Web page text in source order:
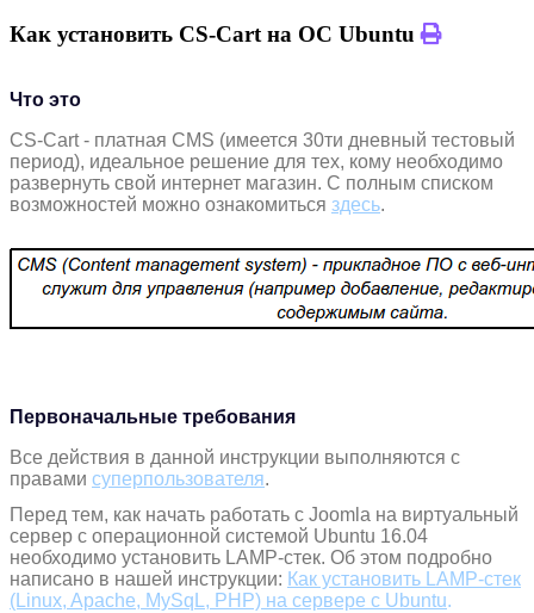
Как установить CS-Cart на ОС Ubuntu
Что это
CS-Cart - платная CMS (имеется 30ти дневный тестовый
период), идеальное решение для тех, кому необходимо
развернуть свой интернет магазин. С полным списком
возможностей можно ознакомиться здесь.
Первоначальные требования
Все действия в данной инструкции выполняются с
правами суперпользователя.
Перед тем, как начать работать с Joomla на виртуальный
сервер с операционной системой Ubuntu 16.04
необходимо установить LAMP-стек. Об этом подробно
написано в нашей инструкции: Как установить LAMP-стек
(Linux, Apache, MySqL, PHP) на сервере с Ubuntu.